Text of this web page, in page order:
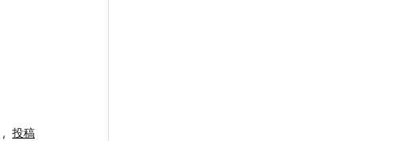
, 投稿